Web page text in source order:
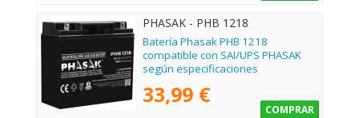
PHASAK - PHB 1218
Batería Phasak PHB 1218
compatible con SAI/UPS PHASAK
según especificaciones
33,99 €
COMPRAR